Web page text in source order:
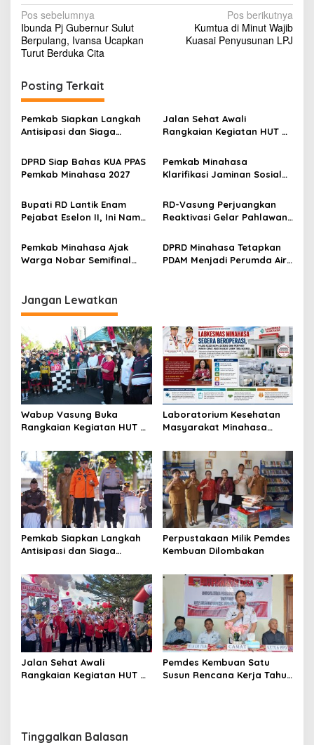
u
u
t
N
a
v
i
g
a
s
i
p
s
Pos sebelumnya
Ibunda Pj Gubernur Sulut
Berpulang, Ivansa Ucapkan
Turut Berduka Cita
Pos berikutnya
Kumtua di Minut Wajib
Kuasai Penyusunan LPJ
Posting Terkait
Pemkab Siapkan Langkah
Antisipasi dan Siaga
Minahasa
Jalan Sehat Awali
Rangkaian Kegiatan HUT RI
DPRD Siap Bahas KUA PPAS
Pemkab Minahasa 2027
Pemkab Minahasa
Klarifikasi Jaminan Sosial
Dijamin, Implementasi
Berproses
Bupati RD Lantik Enam
Pejabat Eselon II, Ini Nama-
RD-Vasung Perjuangkan
Reaktivasi Gelar Pahlawan
Kemensos
Pemkab Minahasa Ajak
Warga Nobar Semifinal
DPRD Minahasa Tetapkan
PDAM Menjadi Perumda Air
Jangan Lewatkan
Wabup Vasung Buka
Rangkaian Kegiatan HUT RI
Tompaso Raya
Laboratorium Kesehatan
Masyarakat Minahasa
Kegunaannya
Pemkab Siapkan Langkah
Antisipasi dan Siaga
Minahasa
Perpustakaan Milik Pemdes
Kembuan Dilombakan
Jalan Sehat Awali
Rangkaian Kegiatan HUT RI
Pemdes Kembuan Satu
Susun Rencana Kerja Tahun
Tinggalkan Balasan